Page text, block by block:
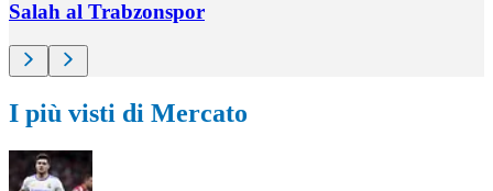
Salah al Trabzonspor
I più visti di Mercato